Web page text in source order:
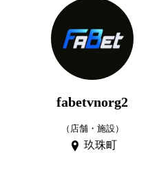
fabetvnorg2
（店舗・施設）
玖珠町